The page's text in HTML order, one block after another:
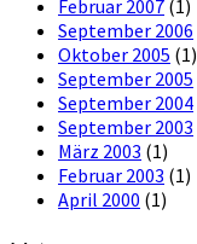
Februar 2007 (1)
September 2006
Oktober 2005 (1)
September 2005
September 2004
September 2003
März 2003 (1)
Februar 2003 (1)
April 2000 (1)